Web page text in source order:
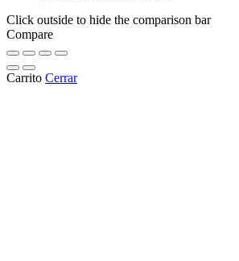
Click outside to hide the comparison bar
Compare
Carrito Cerrar